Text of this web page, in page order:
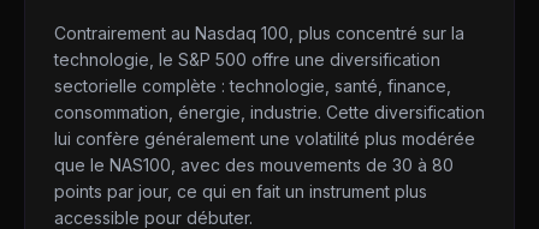
Contrairement au Nasdaq 100, plus concentré sur la
technologie, le S&P 500 offre une diversification
sectorielle complète : technologie, santé, finance,
consommation, énergie, industrie. Cette diversification
lui confère généralement une volatilité plus modérée
que le NAS100, avec des mouvements de 30 à 80
points par jour, ce qui en fait un instrument plus
accessible pour débuter.